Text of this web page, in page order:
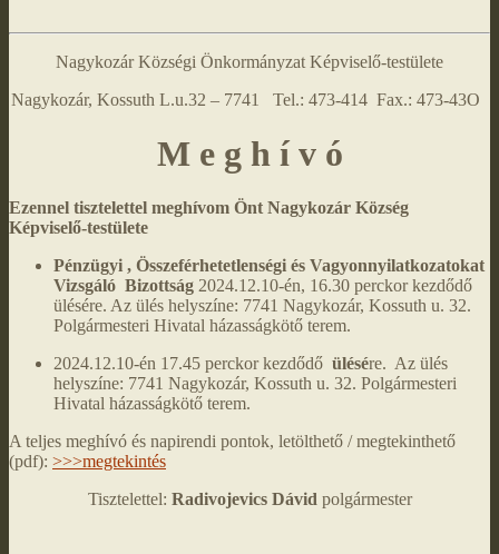
Nagykozár Községi Önkormányzat Képviselő-testülete
Nagykozár, Kossuth L.u.32 – 7741 Tel.: 473-414 Fax.: 473-43O
M e g h í v ó
Ezennel tisztelettel meghívom Önt Nagykozár Község
Képviselő-testülete
Pénzügyi , Összeférhetetlenségi és Vagyonnyilatkozatokat
Vizsgáló Bizottság 2024.12.10-én, 16.30 perckor kezdődő
ülésére. Az ülés helyszíne: 7741 Nagykozár, Kossuth u. 32.
Polgármesteri Hivatal házasságkötő terem.
2024.12.10-én 17.45 perckor kezdődő ülésére. Az ülés
helyszíne: 7741 Nagykozár, Kossuth u. 32. Polgármesteri
Hivatal házasságkötő terem.
A teljes meghívó és napirendi pontok, letölthető / megtekinthető
(pdf): >>>megtekintés
Tisztelettel: Radivojevics Dávid polgármester